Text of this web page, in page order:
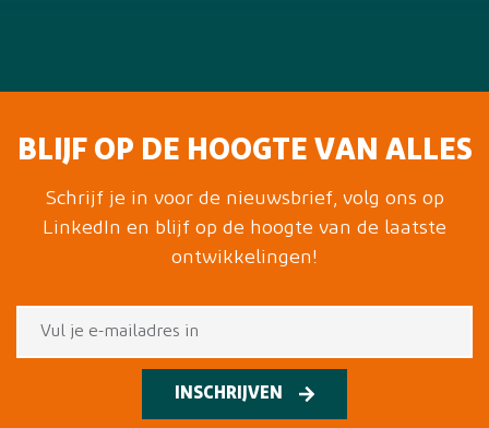
BLIJF OP DE HOOGTE VAN ALLES
Schrijf je in voor de nieuwsbrief, volg ons op
LinkedIn en blijf op de hoogte van de laatste
ontwikkelingen!
INSCHRIJVEN